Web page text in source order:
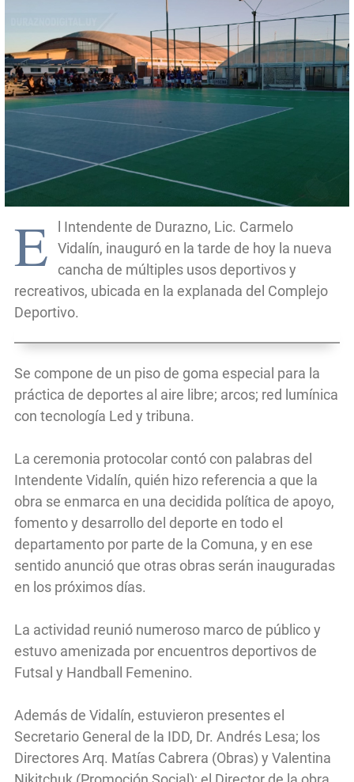
E
l Intendente de Durazno, Lic. Carmelo
Vidalín, inauguró en la tarde de hoy la nueva
cancha de múltiples usos deportivos y
recreativos, ubicada en la explanada del Complejo
Deportivo.
Se compone de un piso de goma especial para la
práctica de deportes al aire libre; arcos; red lumínica
con tecnología Led y tribuna.
La ceremonia protocolar contó con palabras del
Intendente Vidalín, quién hizo referencia a que la
obra se enmarca en una decidida política de apoyo,
fomento y desarrollo del deporte en todo el
departamento por parte de la Comuna, y en ese
sentido anunció que otras obras serán inauguradas
en los próximos días.
La actividad reunió numeroso marco de público y
estuvo amenizada por encuentros deportivos de
Futsal y Handball Femenino.
Además de Vidalín, estuvieron presentes el
Secretario General de la IDD, Dr. Andrés Lesa; los
Directores Arq. Matías Cabrera (Obras) y Valentina